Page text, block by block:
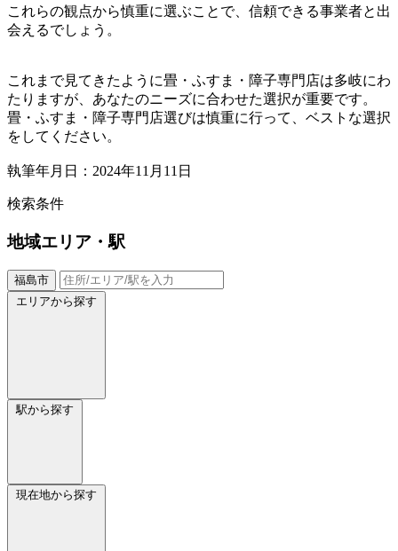
これらの観点から慎重に選ぶことで、信頼できる事業者と出
会えるでしょう。
これまで見てきたように畳・ふすま・障子専門店は多岐にわ
たりますが、あなたのニーズに合わせた選択が重要です。
畳・ふすま・障子専門店選びは慎重に行って、ベストな選択
をしてください。
執筆年月日：2024年11月11日
検索条件
地域エリア・駅
福島市
エリアから探す
駅から探す
現在地から探す